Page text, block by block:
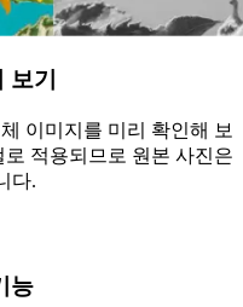
기
이미지를 미리 확인해 보
적용되므로 원본 사진은
다.
능